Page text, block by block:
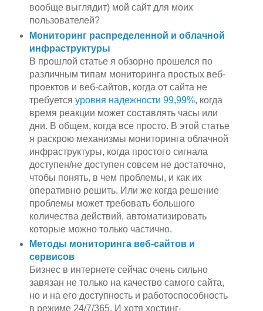
вообще выглядит) мой сайт для моих
пользователей?
Мониторинг распределенной и облачной
инфраструктуры
В прошлой статье я обзорно прошелся по
различным типам мониторинга простых веб-
проектов и веб-сайтов, когда от сайта не
требуется уровня надежности 99,99%, когда
время реакции может составлять часы или
дни. В общем, когда все просто. В этой статье
я раскрою механизмы мониторинга облачной
инфраструктуры, когда простого сигнала
доступен/не доступен совсем не достаточно,
чтобы понять, в чем проблемы, и как их
оперативно решить. Или же когда решение
проблемы может требовать большого
количества действий, автоматизировать
которые можно только частично.
Методы мониторинга веб-сайтов и
сервисов
Бизнес в интернете сейчас очень сильно
завязан не только на качество самого сайта,
но и на его доступность и работоспособность
в режиме 24/7/365. И хотя хостинг-